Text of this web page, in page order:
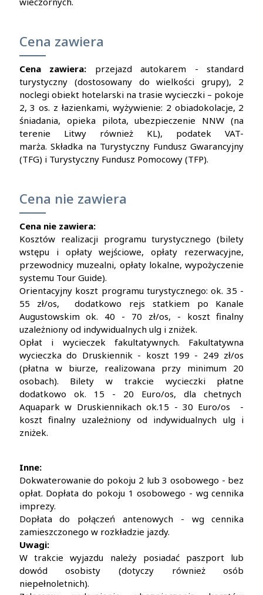
Cena zawiera
Cena zawiera: przejazd autokarem - standard
turystyczny (dostosowany do wielkości grupy), 2
noclegi obiekt hotelarski na trasie wycieczki – pokoje
2, 3 os. z łazienkami, wyżywienie: 2 obiadokolacje, 2
śniadania, opieka pilota, ubezpieczenie NNW (na
terenie Litwy również KL), podatek VAT-
marża. Składka na Turystyczny Fundusz Gwarancyjny
(TFG) i Turystyczny Fundusz Pomocowy (TFP).
Cena nie zawiera
Cena nie zawiera:
Kosztów realizacji programu turystycznego (bilety
wstępu i opłaty wejściowe, opłaty rezerwacyjne,
przewodnicy muzealni, opłaty lokalne, wypożyczenie
systemu Tour Guide).
Orientacyjny koszt programu turystycznego: ok. 35 -
55 zł/os, dodatkowo rejs statkiem po Kanale
Augustowskim ok. 40 - 70 zł/os, - koszt finalny
uzależniony od indywidualnych ulg i zniżek.
Opłat i wycieczek fakultatywnych. Fakultatywna
wycieczka do Druskiennik - koszt 199 - 249 zł/os
(płatna w biurze, realizowana przy minimum 20
osobach). Bilety w trakcie wycieczki płatne
dodatkowo ok. 15 - 20 Euro/os, dla chetnych
Aquapark w Druskiennikach ok.15 - 30 Euro/os -
koszt finalny uzależniony od indywidualnych ulg i
zniżek.
Inne:
Dokwaterowanie do pokoju 2 lub 3 osobowego - bez
opłat. Dopłata do pokoju 1 osobowego - wg cennika
imprezy.
Dopłata do połączeń antenowych - wg cennika
zamieszczonego w rozkładzie jazdy.
Uwagi:
W trakcie wyjazdu należy posiadać paszport lub
dowód osobisty (dotyczy również osób
niepełnoletnich).